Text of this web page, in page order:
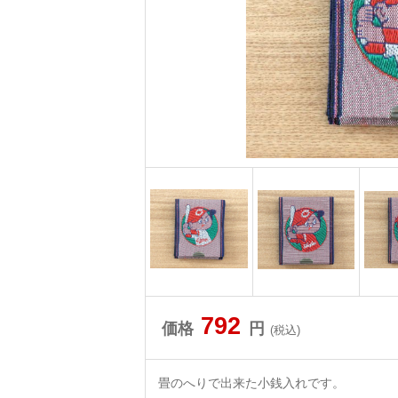
価格 792 円 (税込)
畳のへりで出来た小銭入れです。